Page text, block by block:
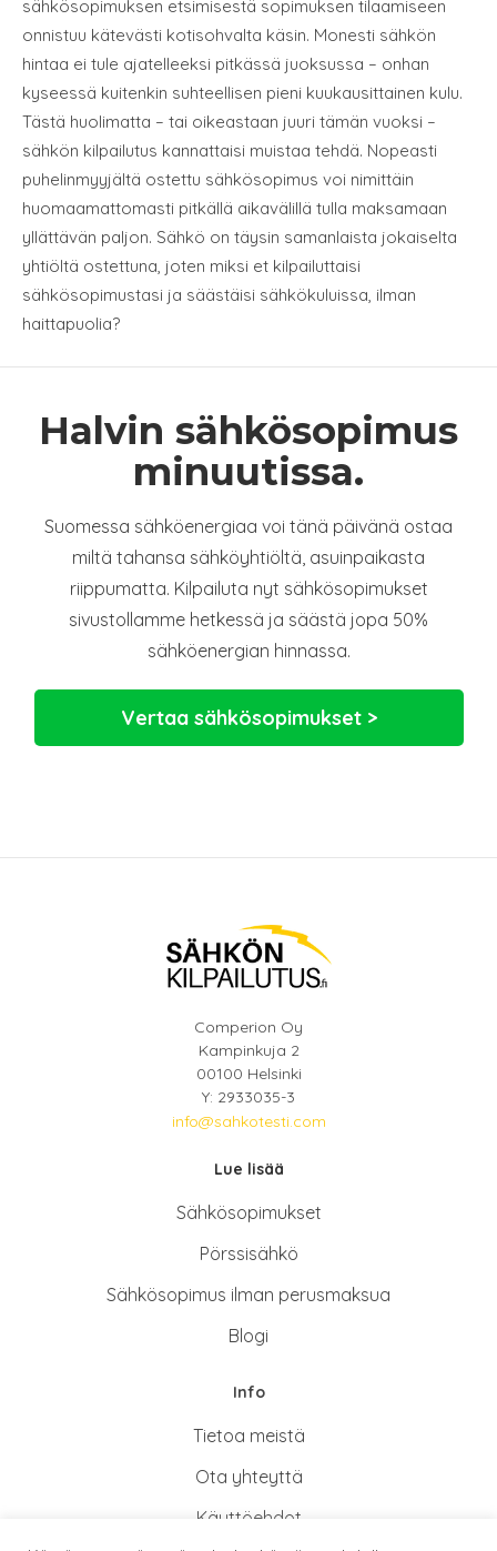
sähkösopimuksen etsimisestä sopimuksen tilaamiseen
onnistuu kätevästi kotisohvalta käsin. Monesti sähkön
hintaa ei tule ajatelleeksi pitkässä juoksussa – onhan
kyseessä kuitenkin suhteellisen pieni kuukausittainen kulu.
Tästä huolimatta – tai oikeastaan juuri tämän vuoksi –
sähkön kilpailutus kannattaisi muistaa tehdä. Nopeasti
puhelinmyyjältä ostettu sähkösopimus voi nimittäin
huomaamattomasti pitkällä aikavälillä tulla maksamaan
yllättävän paljon. Sähkö on täysin samanlaista jokaiselta
yhtiöltä ostettuna, joten miksi et kilpailuttaisi
sähkösopimustasi ja säästäisi sähkökuluissa, ilman
haittapuolia?
Halvin sähkösopimus
minuutissa.
Suomessa sähköenergiaa voi tänä päivänä ostaa
miltä tahansa sähköyhtiöltä, asuinpaikasta
riippumatta. Kilpailuta nyt sähkösopimukset
sivustollamme hetkessä ja säästä jopa 50%
sähköenergian hinnassa.
Vertaa sähkösopimukset >
Comperion Oy
Kampinkuja 2
00100 Helsinki
Y: 2933035-3
info@sahkotesti.com
Lue lisää
Sähkösopimukset
Pörssisähkö
Sähkösopimus ilman perusmaksua
Blogi
Info
Tietoa meistä
Ota yhteyttä
Käyttöehdot